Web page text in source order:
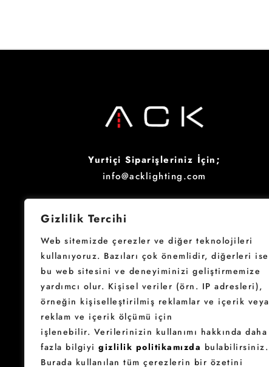
Gizlilik Tercihi
Web sitemizde çerezler ve diğer teknolojileri
kullanıyoruz. Bazıları çok önemlidir, diğerleri ise
bu web sitesini ve deneyiminizi geliştirmemize
yardımcı olur. Kişisel veriler (örn. IP adresleri),
örneğin kişiselleştirilmiş reklamlar ve içerik veya
reklam ve içerik ölçümü için
işlenebilir. Verilerinizin kullanımı hakkında daha
fazla bilgiyi gizlilik politikamızda bulabilirsiniz.
Burada kullanılan tüm çerezlerin bir özetini
Yurtiçi Siparişleriniz İçin;
info@acklighting.com
sales@acklighting.com